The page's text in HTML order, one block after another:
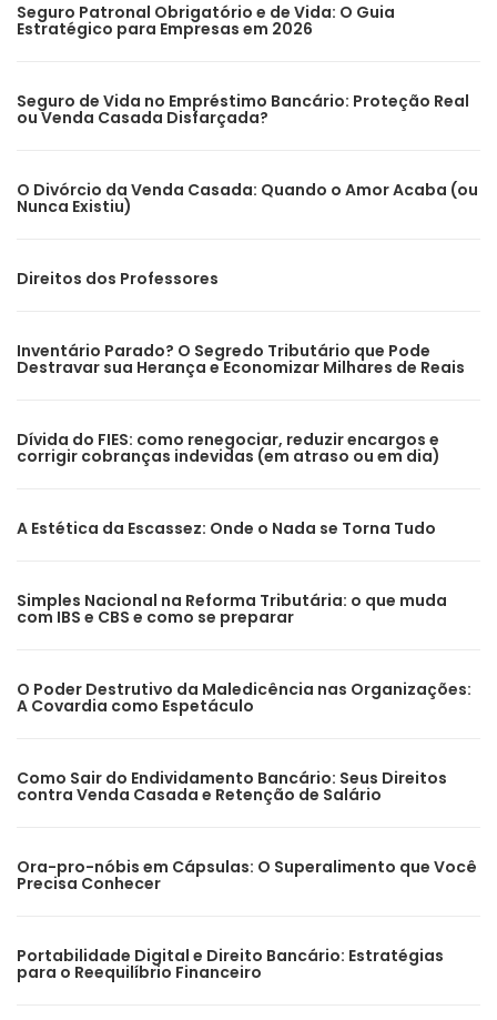
Seguro Patronal Obrigatório e de Vida: O Guia
Estratégico para Empresas em 2026
Seguro de Vida no Empréstimo Bancário: Proteção Real
ou Venda Casada Disfarçada?
O Divórcio da Venda Casada: Quando o Amor Acaba (ou
Nunca Existiu)
Direitos dos Professores
Inventário Parado? O Segredo Tributário que Pode
Destravar sua Herança e Economizar Milhares de Reais
Dívida do FIES: como renegociar, reduzir encargos e
corrigir cobranças indevidas (em atraso ou em dia)
A Estética da Escassez: Onde o Nada se Torna Tudo
Simples Nacional na Reforma Tributária: o que muda
com IBS e CBS e como se preparar
O Poder Destrutivo da Maledicência nas Organizações:
A Covardia como Espetáculo
Como Sair do Endividamento Bancário: Seus Direitos
contra Venda Casada e Retenção de Salário
Ora-pro-nóbis em Cápsulas: O Superalimento que Você
Precisa Conhecer
Portabilidade Digital e Direito Bancário: Estratégias
para o Reequilíbrio Financeiro